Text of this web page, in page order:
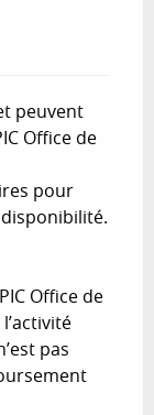
peuvent
Office de
pour
Office de
pas